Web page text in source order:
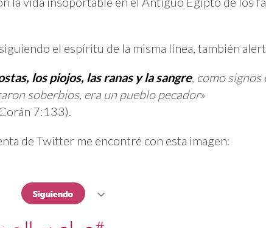
el espíritu de la misma línea, también
los piojos, las ranas y la sangre, como signos
soberbios, era un pueblo pecador»
7:133).
de Twitter me encontré con esta imagen: